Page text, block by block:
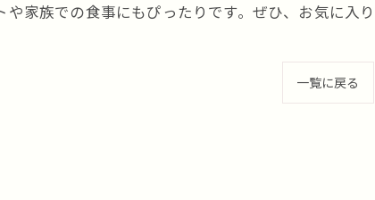
家族での食事にもぴったりです。ぜひ、お気に入
一覧に戻る